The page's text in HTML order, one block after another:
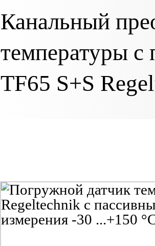
Канальный
температуры
TF65 S+S